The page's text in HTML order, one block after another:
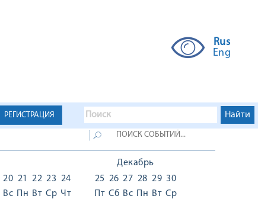
Rus
Eng
РЕГИСТРАЦИЯ
20
Вс
21
Пн
22
Вт
23
Ср
24
Чт
Декабрь
25
Пт
26
Сб
27
Вс
28
Пн
29
Вт
30
Ср